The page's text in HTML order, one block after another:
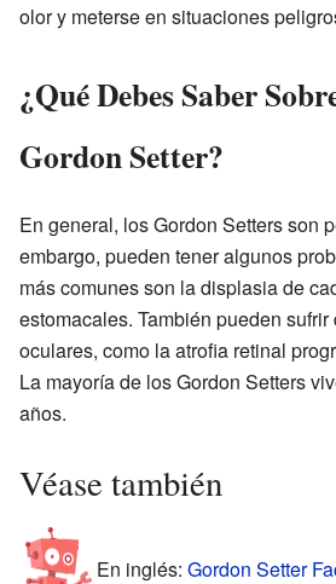
olor y meterse en situaciones
¿Qué Debes Saber
Gordon Setter?
En general, los Gordon Setters son
embargo, pueden tener algunos
más comunes son la displasia de
estomacales. También pueden
oculares, como la atrofia retinal
La mayoría de los Gordon Setters
años.
Véase también
En inglés: Gordon Setter